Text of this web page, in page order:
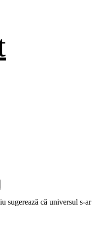
sugerează că universul s-ar